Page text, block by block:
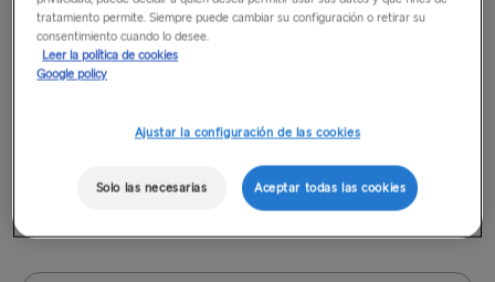
tu reserva.
reserva por teléfono o en persona en el centro de viajes.
Ventajas de la tarifa Prémium en nuestras
tratamiento permite. Siempre puede cambiar su configuración o retirar su
consentimiento cuando lo desee.
Leer la política de cookies
Google policy
Ajustar la configuración de las cookies
Solo las necesarias Aceptar todas las cookies